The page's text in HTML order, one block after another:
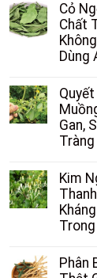
Cỏ
Chất
Dùng
Gan,
Tràng
Kim
Phân